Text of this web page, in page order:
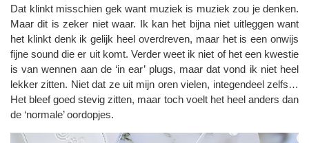
Dat klinkt misschien gek want muziek is muziek zou je denken.
Maar dit is zeker niet waar. Ik kan het bijna niet uitleggen want
het klinkt denk ik gelijk heel overdreven, maar het is een onwijs
fijne sound die er uit komt. Verder weet ik niet of het een kwestie
is van wennen aan de ‘in ear’ plugs, maar dat vond ik niet heel
lekker zitten. Niet dat ze uit mijn oren vielen, integendeel zelfs…
Het bleef goed stevig zitten, maar toch voelt het heel anders dan
de ‘normale’ oordopjes.